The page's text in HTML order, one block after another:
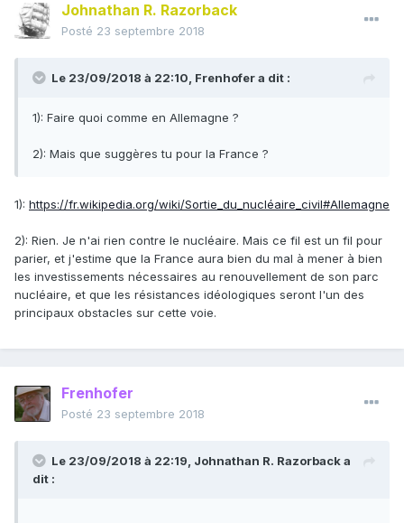
Johnathan R. Razorback
Posté 23 septembre 2018
Le 23/09/2018 à 22:10, Frenhofera dit :
1): Faire quoi comme en Allemagne ?
2): Mais que suggères tu pour la France ?
1): https://fr.wikipedia.org/wiki/Sortie_du_nucléaire_civil#Allemagne
2): Rien. Je n'ai rien contre le nucléaire. Mais ce fil est un fil pour
parier, et j'estime que la France aura bien du mal à mener à bien
les investissements nécessaires au renouvellement de son parc
nucléaire, et que les résistances idéologiques seront l'un des
principaux obstacles sur cette voie.
Frenhofer
Posté 23 septembre 2018
Le 23/09/2018 à 22:19, Johnathan R. Razorbacka
dit :